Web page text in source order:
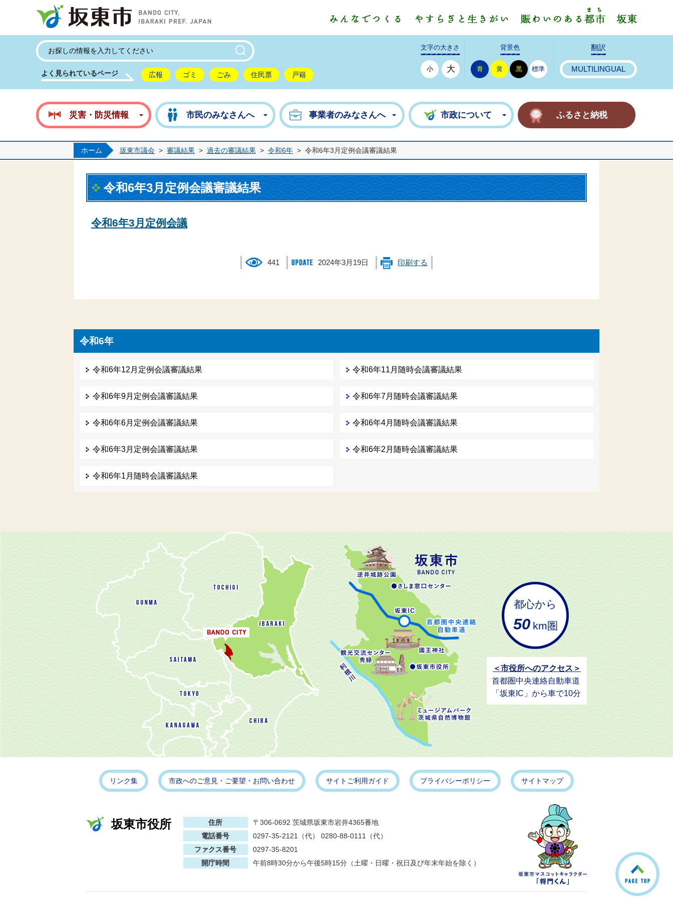
よく見られているページ 広報 ゴミ ごみ 住民票 戸籍
文字の大きさ
小 大
背景色
青 黄 黒 標準
翻訳
MULTILINGUAL
災害・防災情報 市民のみなさんへ 事業者のみなさんへ 市政について ふるさと納税
ホーム 坂東市議会 > 審議結果 > 過去の審議結果 > 令和6年 > 令和6年3月定例会議審議結果
令和6年3月定例会議審議結果
令和6年3月定例会議
441 2024年3月19日 印刷する
令和6年
令和6年12月定例会議審議結果 令和6年11月随時会議審議結果
令和6年9月定例会議審議結果 令和6年7月随時会議審議結果
令和6年6月定例会議審議結果 令和6年4月随時会議審議結果
令和6年3月定例会議審議結果 令和6年2月随時会議審議結果
令和6年1月随時会議審議結果
都心から
50 km圏
＜市役所へのアクセス＞
首都圏中央連絡自動車道
「坂東IC」から車で10分
リンク集 市政へのご意見・ご要望・お問い合わせ サイトご利用ガイド プライバシーポリシー サイトマップ
坂東市役所 住所
〒306-0692 茨城県坂東市岩井4365番地
電話番号
0297-35-2121（代） 0280-88-0111（代）
ファクス番号
0297-35-8201
開庁時間
午前8時30分から午後5時15分（土曜・日曜・祝日及び年末年始を除く）